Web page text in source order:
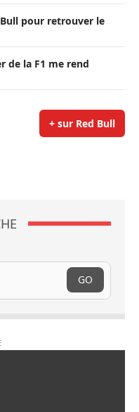
pour retrouver le
de la F1 me rend
+ sur Red Bull
GO